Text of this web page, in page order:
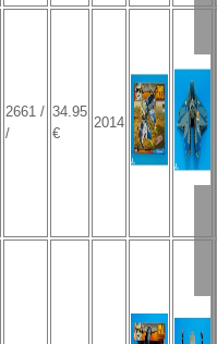
2661 /
/
34.95
€
2014